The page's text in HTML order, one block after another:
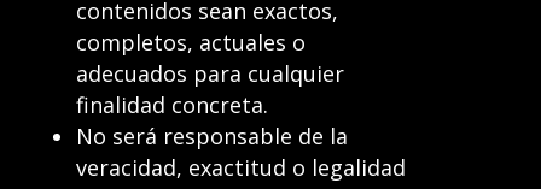
contenidos sean exactos,
completos, actuales o
adecuados para cualquier
finalidad concreta.
No será responsable de la
veracidad, exactitud o legalidad